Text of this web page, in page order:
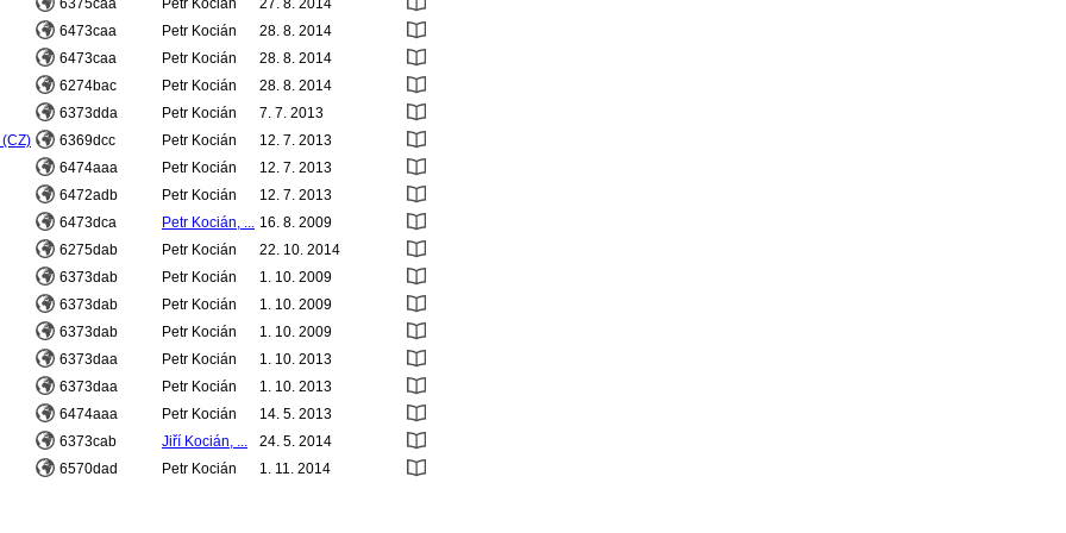
6375caa Petr Kocián
27. 8. 2014
6473caa
Petr Kocián
28. 8. 2014
6473caa
Petr Kocián
28. 8. 2014
6274bac
Petr Kocián
28. 8. 2014
6373dda
Petr Kocián
7. 7. 2013
6369dcc Petr Kocián
12. 7. 2013
6474aaa
Petr Kocián
12. 7. 2013
6472adb
Petr Kocián
12. 7. 2013
6473dca
Petr Kocián, ... 16. 8. 2009
6275dab
Petr Kocián
22. 10. 2014
6373dab
Petr Kocián
1. 10. 2009
6373dab
Petr Kocián
1. 10. 2009
6373dab
Petr Kocián
1. 10. 2009
6373daa
Petr Kocián
1. 10. 2013
6373daa
Petr Kocián
1. 10. 2013
6474aaa
Petr Kocián
14. 5. 2013
6373cab
Jiří Kocián, ...
24. 5. 2014
6570dad
Petr Kocián 1. 11. 2014